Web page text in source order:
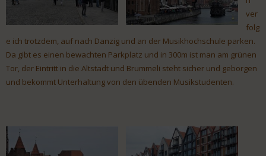
ver
folg
e ich trotzdem, auf nach Danzig und an der Musikhochschule parken.
Da gibt es einen bewachten Parkplatz und in 300m ist man am grünen
Tor, der Eintritt in die Altstadt und Brummeli steht sicher und geborgen
und bekommt Unterhaltung von den übenden Musikstudenten.